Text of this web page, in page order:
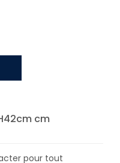
cm
pour tout